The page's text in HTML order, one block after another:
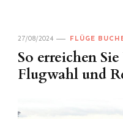
27/08/2024 FLÜGE
So erreichen
Flugwahl und